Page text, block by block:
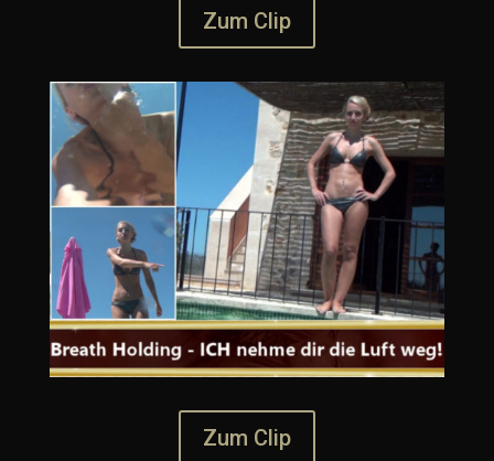
Zum Clip
Zum Clip